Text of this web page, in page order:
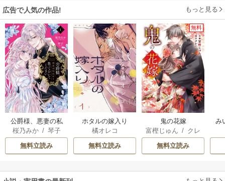
広告で人気の作品! もっと見る
公爵様、悪妻の私
はもう放っておい
てください
桜乃みか/ 琴子
無料立読み
ホタルの嫁入り
橘オレコ
無料立読み
無料
鬼の花嫁
富樫じゅん / クレ
ハ
無料立読み
み